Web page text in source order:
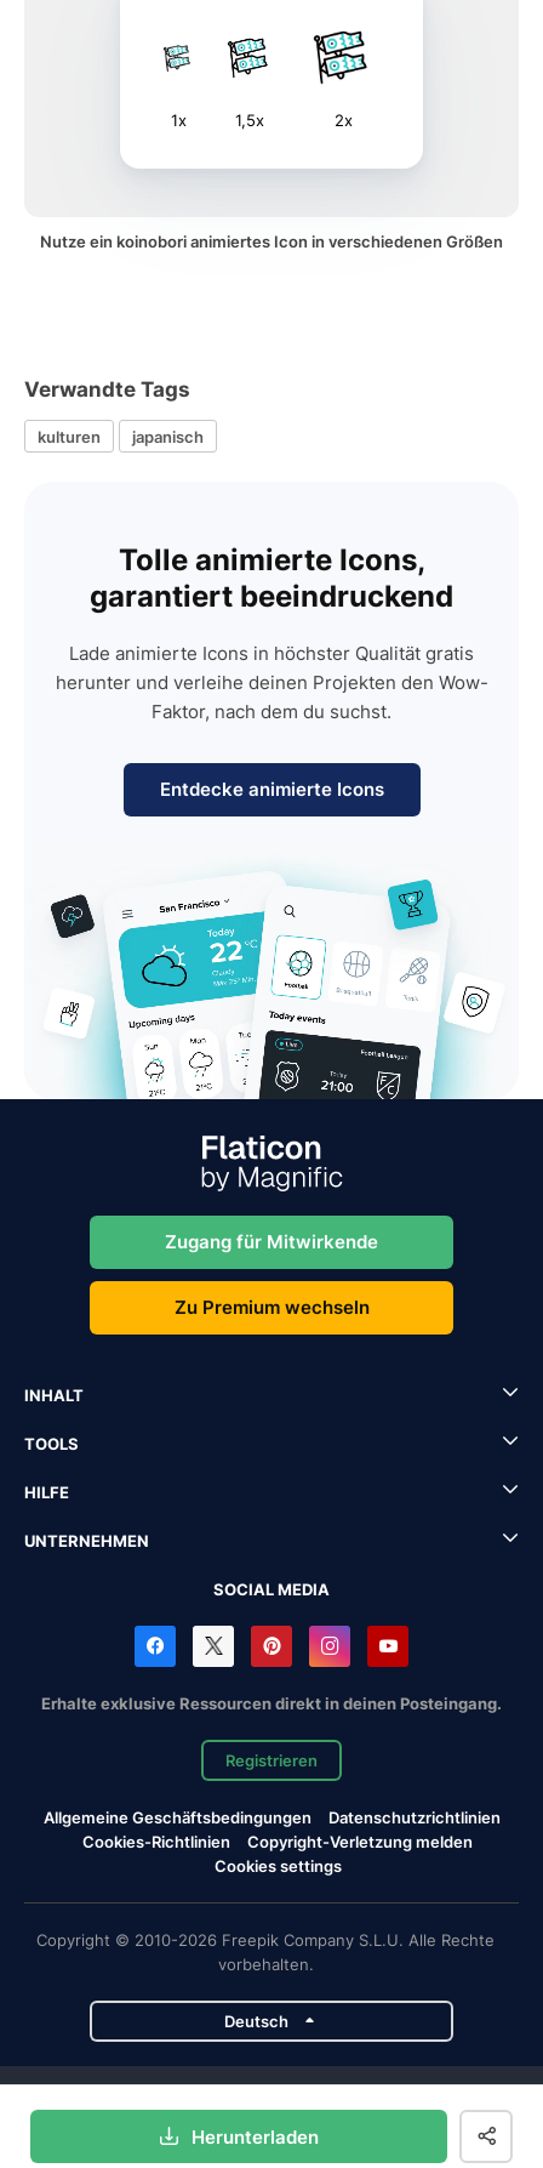
Herunterladen
1x 1,5x 2x
Nutze ein koinobori animiertes Icon in verschiedenen Größen
Verwandte Tags
kulturen japanisch
Tolle animierte Icons,
garantiert beeindruckend
Lade animierte Icons in höchster Qualität gratis
herunter und verleihe deinen Projekten den Wow-
Faktor, nach dem du suchst.
Entdecke animierte Icons
Zugang für Mitwirkende
Zu Premium wechseln
INHALT
TOOLS
HILFE
UNTERNEHMEN
SOCIAL MEDIA
Erhalte exklusive Ressourcen direkt in deinen Posteingang.
Registrieren
Allgemeine Geschäftsbedingungen
Datenschutzrichtlinien
Cookies-Richtlinien
Copyright-Verletzung melden
Cookies settings
Copyright © 2010-2026 Freepik Company S.L.U. Alle Rechte
vorbehalten.
Deutsch
Magnific Flaticon